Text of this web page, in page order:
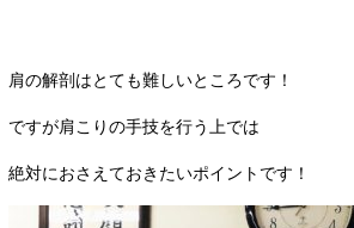
肩の解剖はとても難しいところです！
ですが肩こりの手技を行う上では
絶対におさえておきたいポイントです！